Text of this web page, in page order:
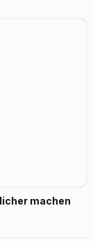
machen